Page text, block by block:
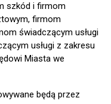
szkód i firmom
firmom
świadczącym usługi
usługi z zakresu
Miasta we
będą przez